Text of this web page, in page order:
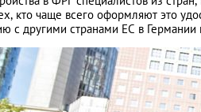
Словения
США
Таиланд
кто чаще всего оформляют это
с другими странами ЕС в